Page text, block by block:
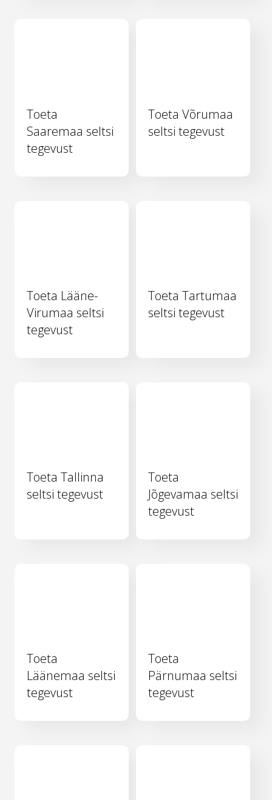
Toeta
Saaremaa seltsi
tegevust
Toeta Võrumaa
seltsi tegevust
Toeta Lääne-
Virumaa seltsi
tegevust
Toeta Tartumaa
seltsi tegevust
Toeta Tallinna
seltsi tegevust
Toeta
Jõgevamaa seltsi
tegevust
Toeta
Läänemaa seltsi
tegevust
Toeta
Pärnumaa seltsi
tegevust